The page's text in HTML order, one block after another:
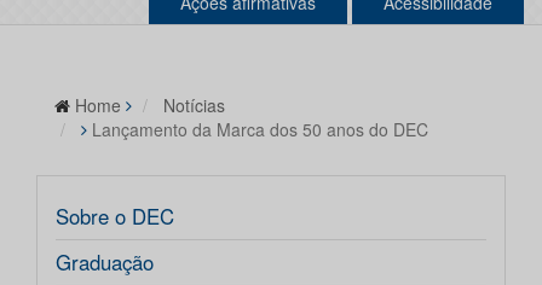
Home
Notícias
Lançamento da Marca dos 50 anos do DEC
Sobre o DEC
Graduação